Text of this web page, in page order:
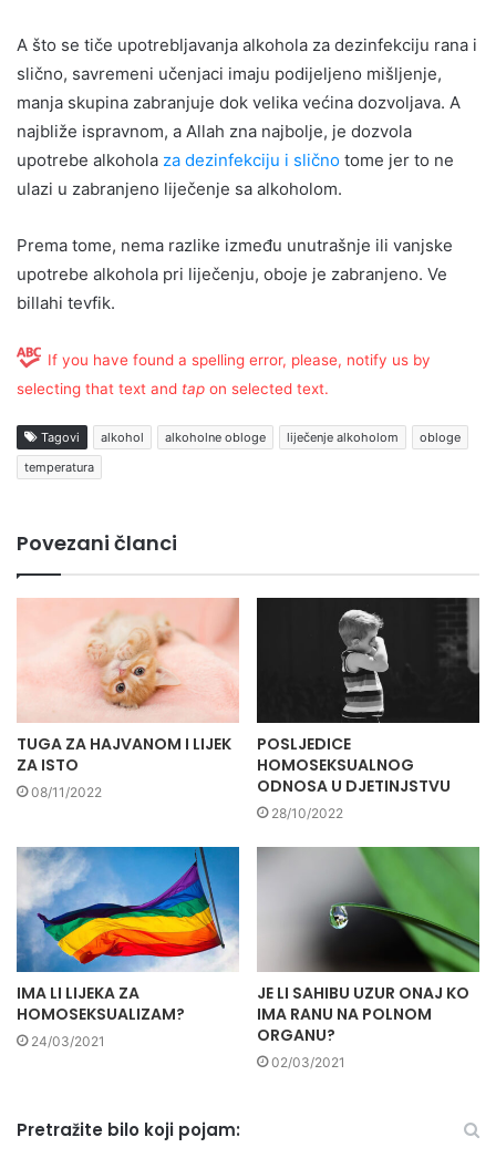
A što se tiče upotrebljavanja alkohola za dezinfekciju rana i
slično, savremeni učenjaci imaju podijeljeno mišljenje,
manja skupina zabranjuje dok velika većina dozvoljava. A
najbliže ispravnom, a Allah zna najbolje, je dozvola
upotrebe alkohola za dezinfekciju i slično tome jer to ne
ulazi u zabranjeno liječenje sa alkoholom.
Prema tome, nema razlike između unutrašnje ili vanjske
upotrebe alkohola pri liječenju, oboje je zabranjeno. Ve
billahi tevfik.
If you have found a spelling error, please, notify us by
selecting that text and tap on selected text.
Tagovi alkohol alkoholne obloge liječenje alkoholom
obloge
temperatura
Povezani članci
TUGA ZA HAJVANOM I LIJEK
ZA ISTO
08/11/2022
POSLJEDICE
HOMOSEKSUALNOG
ODNOSA U DJETINJSTVU
28/10/2022
IMA LI LIJEKA ZA
HOMOSEKSUALIZAM?
24/03/2021
JE LI SAHIBU UZUR ONAJ KO
IMA RANU NA POLNOM
ORGANU?
02/03/2021
Pretražite bilo koji pojam: